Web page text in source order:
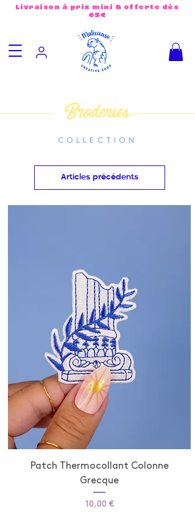
Livraison à prix mini & offerte dès
65€
Broderies
COLLECTION
Articles précédents
Patch Thermocollant Colonne
Grecque
Prix
10,00 €